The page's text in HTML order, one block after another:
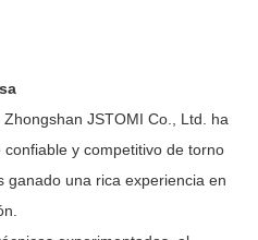
JSTOMI Co., Ltd. ha
y competitivo de torno
ganado una rica experiencia en